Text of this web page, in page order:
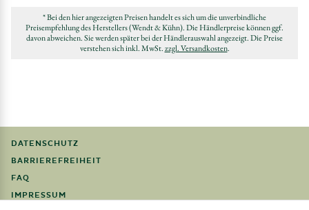
* Bei den hier angezeigten Preisen handelt es sich um die unverbindliche
Preisempfehlung des Herstellers (Wendt & Kühn). Die Händlerpreise können ggf.
davon abweichen. Sie werden später bei der Händlerauswahl angezeigt. Die Preise
verstehen sich inkl. MwSt.zzgl. Versandkosten.
DATENSCHUTZ
BARRIEREFREIHEIT
FAQ
IMPRESSUM